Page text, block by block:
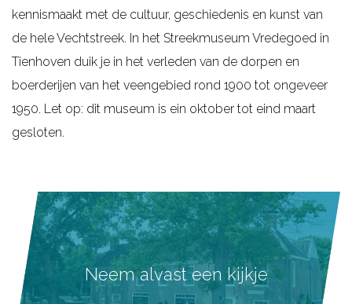
kennismaakt met de cultuur, geschiedenis en kunst van
de hele Vechtstreek. In het Streekmuseum Vredegoed in
Tienhoven duik je in het verleden van de dorpen en
boerderijen van het veengebied rond 1900 tot ongeveer
1950. Let op: dit museum is ein oktober tot eind maart
gesloten.
Neem alvast een kijkje